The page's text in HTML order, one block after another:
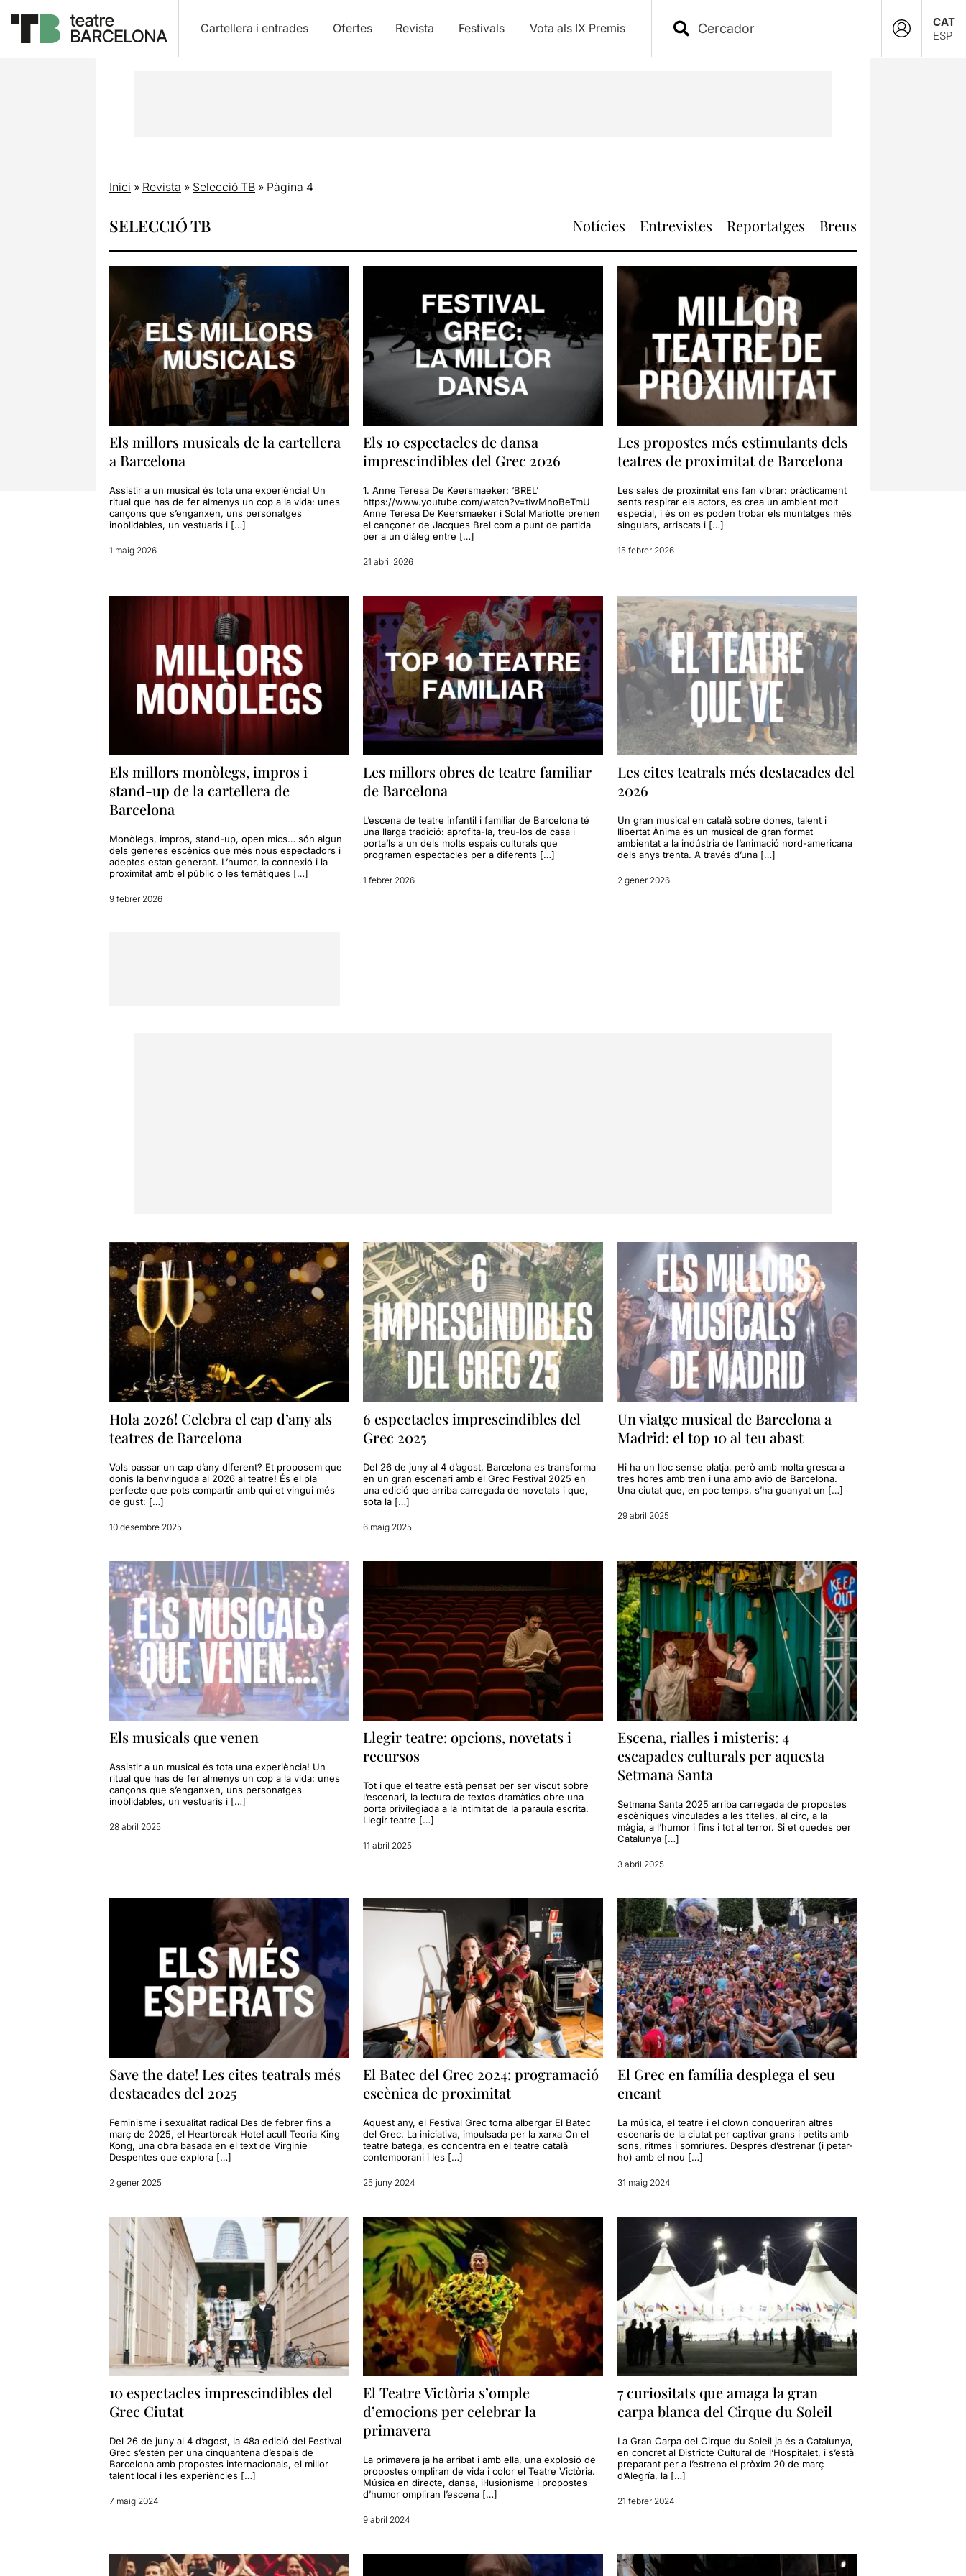
Cartellera i entrades Ofertes Revista Festivals Vota als IX Premis
CAT
ESP
Inici » Revista » Selecció TB» Pàgina 4
SELECCIÓ TB Notícies Entrevistes Reportatges Breus
Els millors musicals de la cartellera
a Barcelona
Assistir a un musical és tota una experiència! Un
ritual que has de fer almenys un cop a la vida: unes
cançons que s’enganxen, uns personatges
inoblidables, un vestuaris i […]
1 maig 2026
Els 10 espectacles de dansa
imprescindibles del Grec 2026
1. Anne Teresa De Keersmaeker: ‘BREL’
https://www.youtube.com/watch?v=tIwMnoBeTmU
Anne Teresa De Keersmaeker i Solal Mariotte prenen
el cançoner de Jacques Brel com a punt de partida
per a un diàleg entre […]
21 abril 2026
Les propostes més estimulants dels
teatres de proximitat de Barcelona
Les sales de proximitat ens fan vibrar: pràcticament
sents respirar els actors, es crea un ambient molt
especial, i és on es poden trobar els muntatges més
singulars, arriscats i […]
15 febrer 2026
Els millors monòlegs, impros i
stand-up de la cartellera de
Barcelona
Monòlegs, impros, stand-up, open mics… són algun
dels gèneres escènics que més nous espectadors i
adeptes estan generant. L’humor, la connexió i la
proximitat amb el públic o les temàtiques […]
9 febrer 2026
Les millors obres de teatre familiar
de Barcelona
L’escena de teatre infantil i familiar de Barcelona té
una llarga tradició: aprofita-la, treu-los de casa i
porta’ls a un dels molts espais culturals que
programen espectacles per a diferents […]
1 febrer 2026
Les cites teatrals més destacades del
2026
Un gran musical en català sobre dones, talent i
llibertat Ànima és un musical de gran format
ambientat a la indústria de l’animació nord-americana
dels anys trenta. A través d’una […]
2 gener 2026
Hola 2026! Celebra el cap d’any als
teatres de Barcelona
Vols passar un cap d’any diferent? Et proposem que
donis la benvinguda al 2026 al teatre! És el pla
perfecte que pots compartir amb qui et vingui més
de gust: […]
10 desembre 2025
6 espectacles imprescindibles del
Grec 2025
Del 26 de juny al 4 d’agost, Barcelona es transforma
en un gran escenari amb el Grec Festival 2025 en
una edició que arriba carregada de novetats i que,
sota la […]
6 maig 2025
Un viatge musical de Barcelona a
Madrid: el top 10 al teu abast
Hi ha un lloc sense platja, però amb molta gresca a
tres hores amb tren i una amb avió de Barcelona.
Una ciutat que, en poc temps, s’ha guanyat un […]
29 abril 2025
Els musicals que venen
Assistir a un musical és tota una experiència! Un
ritual que has de fer almenys un cop a la vida: unes
cançons que s’enganxen, uns personatges
inoblidables, un vestuaris i […]
28 abril 2025
Llegir teatre: opcions, novetats i
recursos
Tot i que el teatre està pensat per ser viscut sobre
l’escenari, la lectura de textos dramàtics obre una
porta privilegiada a la intimitat de la paraula escrita.
Llegir teatre […]
11 abril 2025
Escena, rialles i misteris: 4
escapades culturals per aquesta
Setmana Santa
Setmana Santa 2025 arriba carregada de propostes
escèniques vinculades a les titelles, al circ, a la
màgia, a l’humor i fins i tot al terror. Si et quedes per
Catalunya […]
3 abril 2025
Save the date! Les cites teatrals més
destacades del 2025
Feminisme i sexualitat radical Des de febrer fins a
març de 2025, el Heartbreak Hotel acull Teoria King
Kong, una obra basada en el text de Virginie
Despentes que explora […]
2 gener 2025
El Batec del Grec 2024: programació
escènica de proximitat
Aquest any, el Festival Grec torna albergar El Batec
del Grec. La iniciativa, impulsada per la xarxa On el
teatre batega, es concentra en el teatre català
contemporani i les […]
25 juny 2024
El Grec en família desplega el seu
encant
La música, el teatre i el clown conqueriran altres
escenaris de la ciutat per captivar grans i petits amb
sons, ritmes i somriures. Després d’estrenar (i petar-
ho) amb el nou […]
31 maig 2024
10 espectacles imprescindibles del
Grec Ciutat
Del 26 de juny al 4 d’agost, la 48a edició del Festival
Grec s’estén per una cinquantena d’espais de
Barcelona amb propostes internacionals, el millor
talent local i les experiències […]
7 maig 2024
El Teatre Victòria s’omple
d’emocions per celebrar la
primavera
La primavera ja ha arribat i amb ella, una explosió de
propostes ompliran de vida i color el Teatre Victòria.
Música en directe, dansa, il·lusionisme i propostes
d’humor ompliran l’escena […]
9 abril 2024
7 curiositats que amaga la gran
carpa blanca del Cirque du Soleil
La Gran Carpa del Cirque du Soleil ja és a Catalunya,
en concret al Districte Cultural de l’Hospitalet, i s’està
preparant per a l’estrena el pròxim 20 de març
d’Alegría, la […]
21 febrer 2024